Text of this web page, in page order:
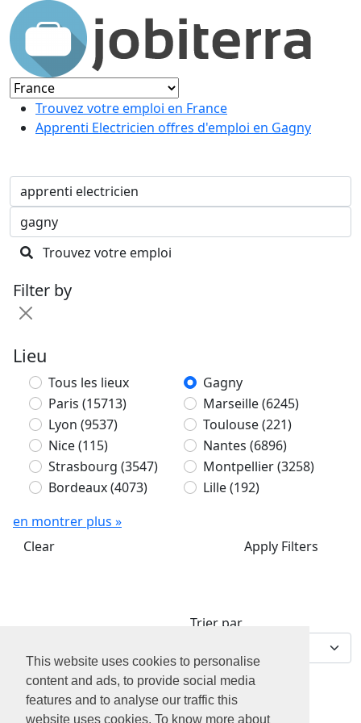
This website uses cookies to personalise
content and ads, to provide social media
features and to analyse our traffic this
website uses cookies. To know more about
Trouvez votre emploi en France
Apprenti Electricien offres d'emploi en Gagny
Trouvez votre emploi
Filter by
Lieu
Tous les lieux
Gagny
Paris (15713) Marseille(6245)
Lyon (9537) Toulouse(221)
Nice(115) Nantes (6896)
Strasbourg (3547) Montpellier(3258)
Bordeaux(4073) Lille(192)
en montrer plus »
Clear
Apply Filters
Trier par